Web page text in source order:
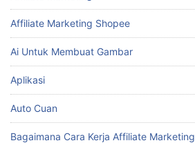
Affiliate Marketing Shopee
Ai Untuk Membuat Gambar
Aplikasi
Auto Cuan
Bagaimana Cara Kerja Affiliate Marketing